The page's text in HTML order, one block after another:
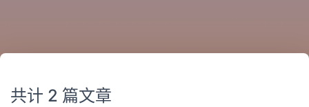
共计 2 篇文章